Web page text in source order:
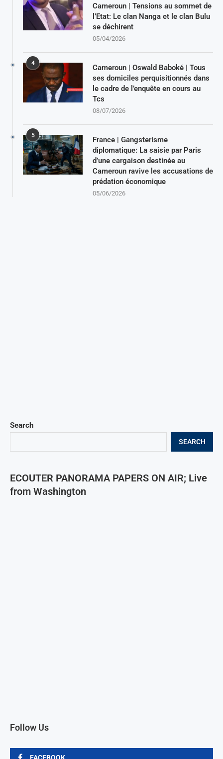
Search
SEARCH
ECOUTER PANORAMA PAPERS ON AIR; Live
from Washington
Follow Us
Cameroun | Tensions au sommet de
l’Etat: Le clan Nanga et le clan Bulu
se déchirent
05/04/2026
4
Cameroun | Oswald Baboké | Tous
ses domiciles perquisitionnés dans
le cadre de l’enquête en cours au
Tcs
08/07/2026
5
France | Gangsterisme
diplomatique: La saisie par Paris
d’une cargaison destinée au
Cameroun ravive les accusations de
prédation économique
05/06/2026